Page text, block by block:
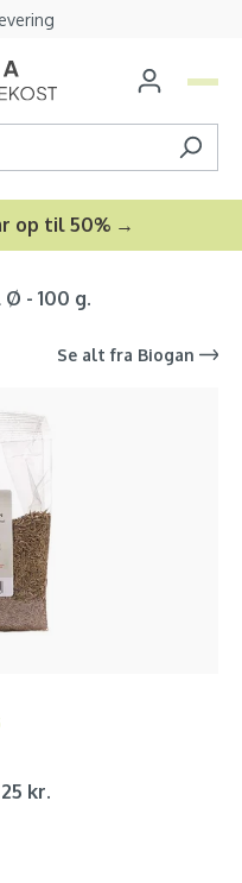
op til 50% →
- 100 g.
Se alt fra Biogan
kr.